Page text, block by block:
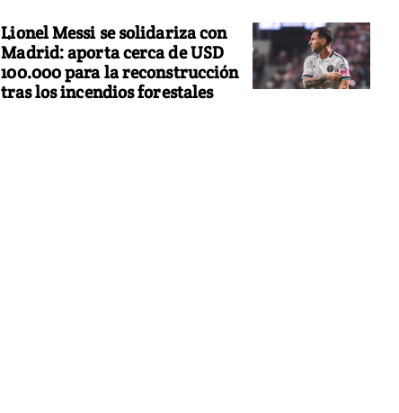
Lionel Messi se solidariza con
Madrid: aporta cerca de USD
100.000 para la reconstrucción
tras los incendios forestales